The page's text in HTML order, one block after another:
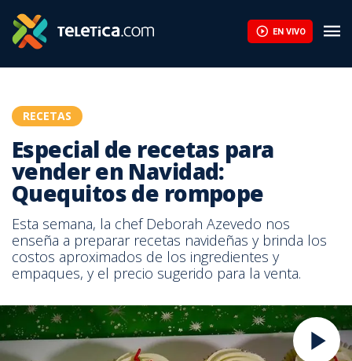
EN VIVO
RECETAS
Especial de recetas para
vender en Navidad:
Quequitos de rompope
Esta semana, la chef Deborah Azevedo nos
enseña a preparar recetas navideñas y brinda los
costos aproximados de los ingredientes y
empaques, y el precio sugerido para la venta.